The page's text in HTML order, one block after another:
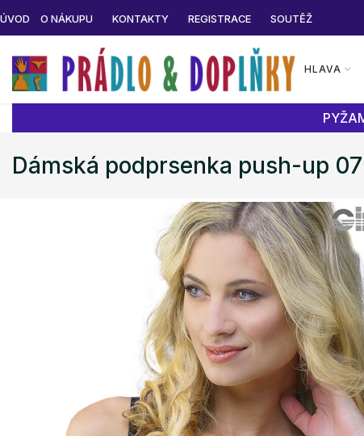
ÚVOD O NÁKUPU KONTAKTY REGISTRACE SOUTĚŽ
HLAVA
Dámská podprsenka push-up